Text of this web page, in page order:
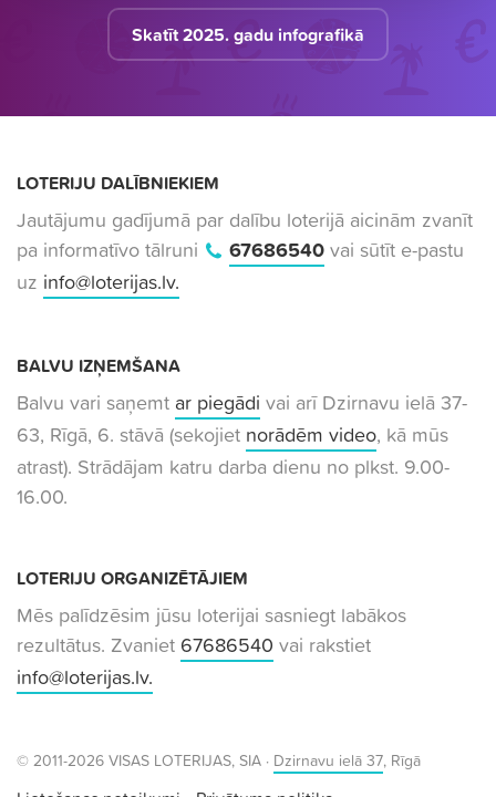
Skatīt 2025. gadu infografikā
LOTERIJU DALĪBNIEKIEM
Jautājumu gadījumā par dalību loterijā aicinām zvanīt
pa informatīvo tālruni
67686540vai sūtīt e-pastu
uz info@loterijas.lv.
BALVU IZŅEMŠANA
Balvu vari saņemt ar piegādi vai arī Dzirnavu ielā 37-
63, Rīgā, 6. stāvā (sekojiet norādēm video, kā mūs
atrast). Strādājam katru darba dienu no plkst. 9.00-
16.00.
LOTERIJU ORGANIZĒTĀJIEM
Mēs palīdzēsim jūsu loterijai sasniegt labākos
rezultātus. Zvaniet 67686540 vai rakstiet
info@loterijas.lv.
© 2011-2026 VISAS LOTERIJAS, SIA · Dzirnavu ielā 37, Rīgā